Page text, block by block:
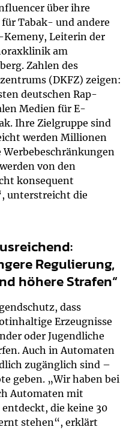
über ihre
Tabak- und andere
Leiterin der
am
Zahlen des
(DKFZ) zeigen:
deutschen Rap-
Medien für E-
Ihre Zielgruppe sind
werden Millionen
von den
konsequent
unterstreicht die
Regulierung,
höhere Strafen“
dass
Erzeugnisse
oder Jugendliche
Auch in Automaten
zugänglich sind –
geben. „Wir haben bei
Automaten mit
die keine 30
stehen“, erklärt